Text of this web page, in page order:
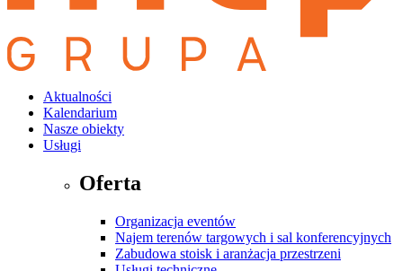
Aktualności
Kalendarium
Nasze obiekty
Usługi
Oferta
Organizacja eventów
Najem terenów targowych i sal konferencyjnych
Zabudowa stoisk i aranżacja przestrzeni